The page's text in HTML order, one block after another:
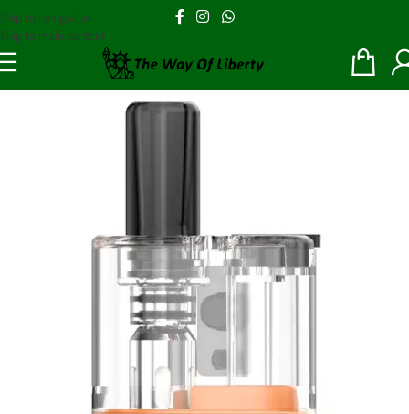
Skip to navigation
Skip to main content